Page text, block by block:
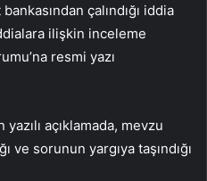
çalındığı iddia
ilişkin inceleme
resmi yazı
açıklamada, mevzu
ve sorunun yargıya taşındığı